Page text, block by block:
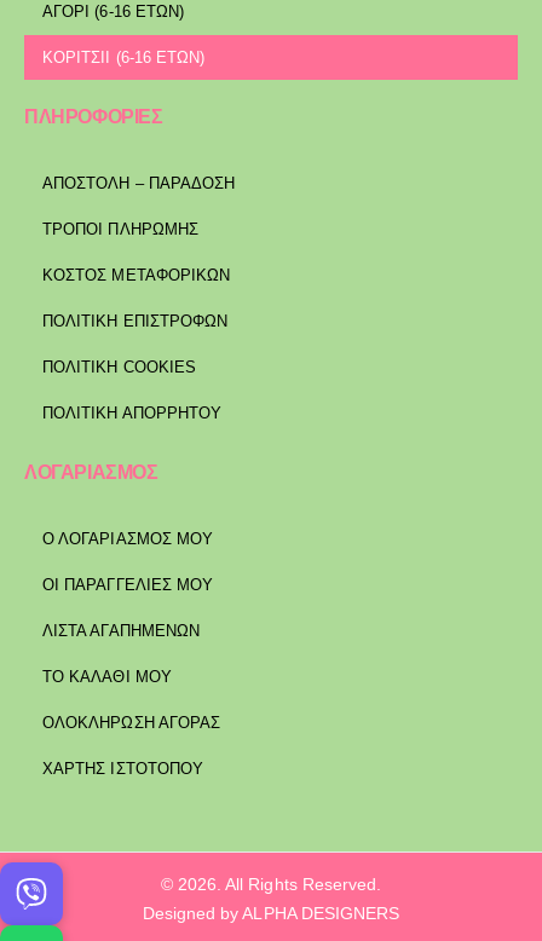
ΑΓΟΡΙ (6-16 ΕΤΩΝ)
ΚΟΡΙΤΣΙΙ (6-16 ΕΤΩΝ)
ΠΛΗΡΟΦΟΡΙΕΣ
ΑΠΟΣΤΟΛΉ – ΠΑΡΆΔΟΣΗ
ΤΡΌΠΟΙ ΠΛΗΡΩΜΉΣ
ΚΌΣΤΟΣ ΜΕΤΑΦΟΡΙΚΏΝ
ΠΟΛΙΤΙΚΉ ΕΠΙΣΤΡΟΦΏΝ
ΠΟΛΙΤΙΚΉ COOKIES
ΠΟΛΙΤΙΚΉ ΑΠΟΡΡΉΤΟΥ
ΛΟΓΑΡΙΑΣΜΟΣ
Ο ΛΟΓΑΡΙΑΣΜΟΣ ΜΟΥ
ΟΙ ΠΑΡΑΓΓΕΛΙΕΣ ΜΟΥ
ΛΙΣΤΑ ΑΓΑΠΗΜΕΝΩΝ
ΤΟ ΚΑΛΑΘΙ ΜΟΥ
ΟΛΟΚΛΗΡΩΣΗ ΑΓΟΡΑΣ
ΧΑΡΤΗΣ ΙΣΤΟΤΟΠΟΥ
© 2026. All Rights Reserved.
Designed by ALPHA DESIGNERS